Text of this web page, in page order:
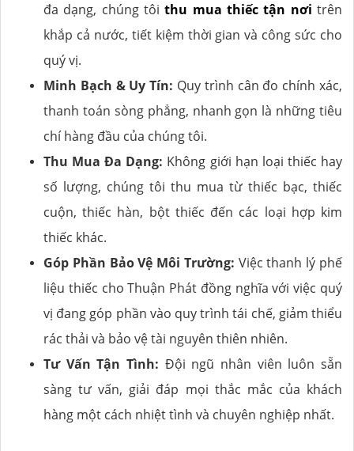
đa dạng, chúng tôithu mua thiếc tận nơi trên
khắp cả nước, tiết kiệm thời gian và công sức cho
quý vị.
Minh Bạch & Uy Tín: Quy trình cân đo chính xác,
thanh toán sòng phẳng, nhanh gọn là những tiêu
chí hàng đầu của chúng tôi.
Thu Mua Đa Dạng: Không giới hạn loại thiếc hay
số lượng, chúng tôi thu mua từ thiếc bạc, thiếc
cuộn, thiếc hàn, bột thiếc đến các loại hợp kim
thiếc khác.
Góp Phần Bảo Vệ Môi Trường: Việc thanh lý phế
liệu thiếc cho Thuận Phát đồng nghĩa với việc quý
vị đang góp phần vào quy trình tái chế, giảm thiểu
rác thải và bảo vệ tài nguyên thiên nhiên.
Tư Vấn Tận Tình: Đội ngũ nhân viên luôn sẵn
sàng tư vấn, giải đáp mọi thắc mắc của khách
hàng một cách nhiệt tình và chuyên nghiệp nhất.